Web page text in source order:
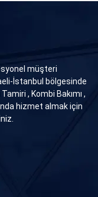
müşteri
İstanbul bölgesinde
, Kombi Bakımı ,
hizmet almak için